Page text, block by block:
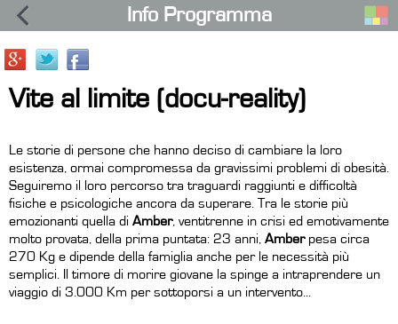
Info Programma
Vite al limite (docu-reality)
Le storie di persone che hanno deciso di cambiare la loro
esistenza, ormai compromessa da gravissimi problemi di obesità.
Seguiremo il loro percorso tra traguardi raggiunti e difficoltà
fisiche e psicologiche ancora da superare. Tra le storie più
emozionanti quella di Amber, ventitrenne in crisi ed emotivamente
molto provata, della prima puntata: 23 anni, Amberpesa circa
270 Kg e dipende della famiglia anche per le necessità più
semplici. Il timore di morire giovane la spinge a intraprendere un
viaggio di 3.000 Km per sottoporsi a un intervento...